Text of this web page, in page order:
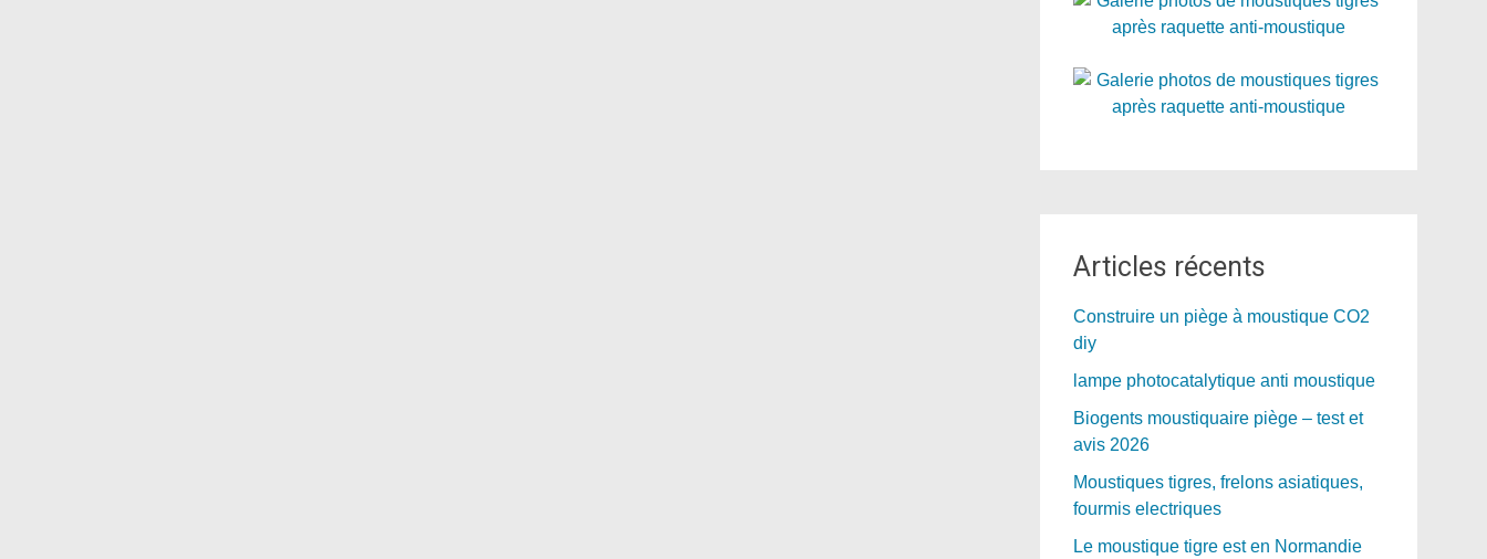
Articles récents
Construire un piège à moustique CO2
diy
lampe photocatalytique anti moustique
Biogents moustiquaire piège – test et
avis 2026
Moustiques tigres, frelons asiatiques,
fourmis electriques
Le moustique tigre est en Normandie